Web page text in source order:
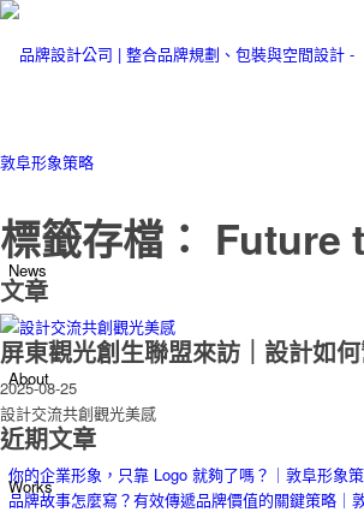
News
About
Works
標籤存檔：
文章
屏東觀光創生聯盟來訪｜設計如
2025-08-25
設計交流共創觀光美感
近期文章
你的企業形象，只靠 Logo 就夠了嗎？｜敦阜形象
品牌故事怎麼寫？有效傳遞品牌價值的關鍵策略｜